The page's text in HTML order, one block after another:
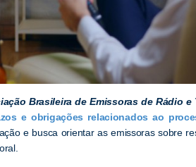
Brasileira de Emissoras de Rádio e
e obrigações relacionados ao
e busca orientar as emissoras sobre